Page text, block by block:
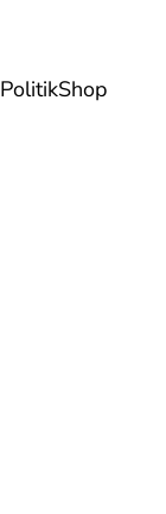
PolitikShop
Verträge